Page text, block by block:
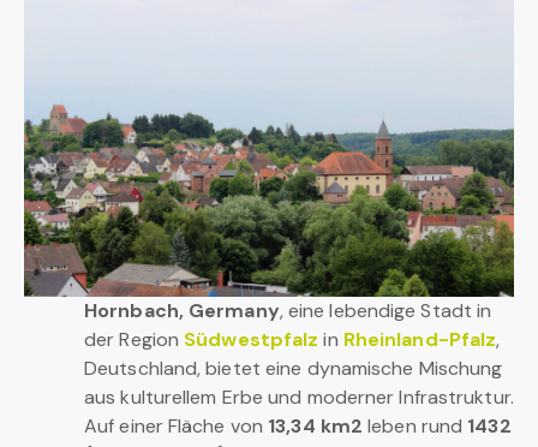
Hornbach, Germany, eine lebendige Stadt in
der Region Südwestpfalz in Rheinland-Pfalz,
Deutschland, bietet eine dynamische Mischung
aus kulturellem Erbe und moderner Infrastruktur.
Auf einer Fläche von 13,34 km2 leben rund 1432